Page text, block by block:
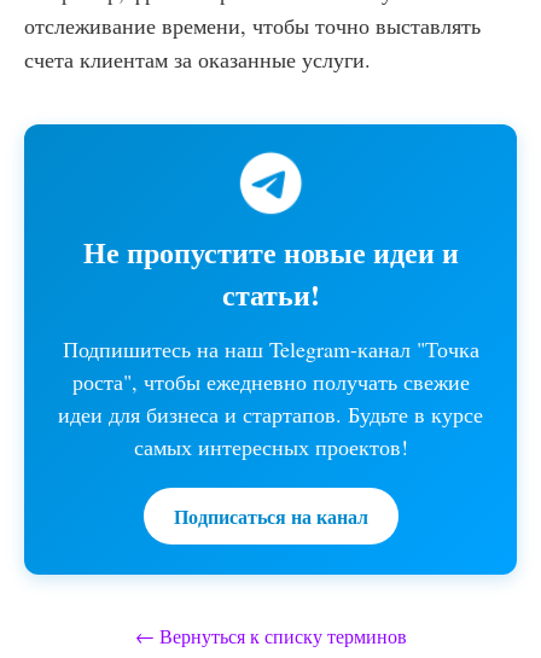
отслеживание времени, чтобы точно выставлять
счета клиентам за оказанные услуги.
Не пропустите новые идеи и
статьи!
Подпишитесь на наш Telegram-канал "Точка
роста", чтобы ежедневно получать свежие
идеи для бизнеса и стартапов. Будьте в курсе
самых интересных проектов!
Подписаться на канал
← Вернуться к списку терминов